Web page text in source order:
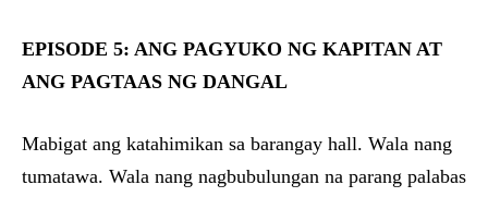
EPISODE 5: ANG PAGYUKO NG KAPITAN AT
ANG PAGTAAS NG DANGAL
Mabigat ang katahimikan sa barangay hall. Wala nang
tumatawa. Wala nang nagbubulungan na parang palabas